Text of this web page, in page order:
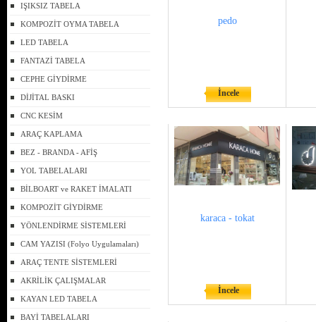
IŞIKSIZ TABELA
KOMPOZİT OYMA TABELA
LED TABELA
FANTAZİ TABELA
CEPHE GİYDİRME
DİJİTAL BASKI
CNC KESİM
ARAÇ KAPLAMA
BEZ - BRANDA - AFİŞ
YOL TABELALARI
BİLBOART ve RAKET İMALATI
KOMPOZİT GİYDİRME
YÖNLENDİRME SİSTEMLERİ
CAM YAZISI (Folyo Uygulamaları)
ARAÇ TENTE SİSTEMLERİ
AKRİLİK ÇALIŞMALAR
KAYAN LED TABELA
BAYİ TABELALARI
pedo
İncele
karaca - tokat
İncele